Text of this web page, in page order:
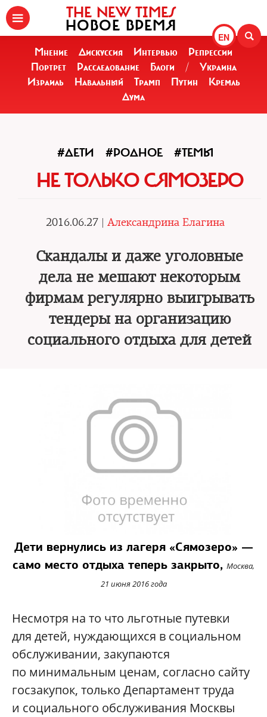
EN
THE NEW TIMES
НОВОЕ ВРЕМЯ
Мнение Дискуссия Интервью
Репрессии
Портрет
Расследование Блоги /
Украина
Израиль
Навальный Трамп Путин
Кремль
Дума
#ДЕТИ #РОДНОЕ #ТЕМЫ
НЕ ТОЛЬКО СЯМОЗЕРО
2016.06.27 | Александрина Елагина
Скандалы и даже уголовные
дела не мешают некоторым
фирмам регулярно выигрывать
тендеры на организацию
социального отдыха для детей
Дети вернулись из лагеря «Сямозеро» —
само место отдыха теперь закрыто, Москва,
21 июня 2016 года
Несмотря на то что льготные путевки
для детей, нуждающихся в социальном
обслуживании, закупаются
по минимальным ценам, согласно сайту
госзакупок, только Департамент труда
и социального обслуживания Москвы